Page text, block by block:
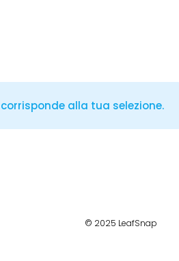
alla tua selezione.
© 2025 LeafSnap